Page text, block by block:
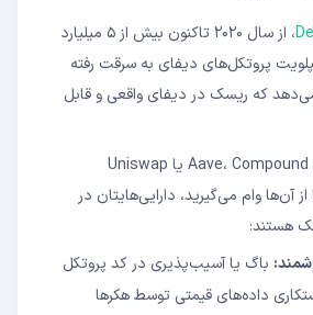
، از سال ۲۰۲۰ تاکنون بیش از ۵ میلیارد
پروتکل‌های دیفای به سرقت رفته
که ریسک در دیفای واقعی و قابل
اگر در پروتکل‌هایی مثل Aave، Compound یا Uniswap
آن‌ها وام می‌گیرید، دارایی‌هایتان در
هستند:
باگ یا آسیب‌پذیری در کد پروتکل
داده‌های قیمتی توسط هکرها